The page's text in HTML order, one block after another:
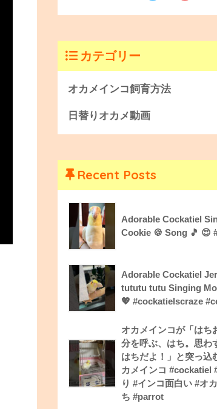
カテゴリー
オカメインコ飼育方法
日替りオカメ動画
Recent Posts
Adorable Cockatiel
Cookie 🍪 Song 🎵 😍
Adorable Cockatiel
tututu tutu Singing
💖 #cockatielscraze
オカメインコが「はち
分を呼ぶ、はち。思わ
はちだよ！」と突っ込
カメインコ #cockatiel
り #インコ面白い #オ
ち #parrot